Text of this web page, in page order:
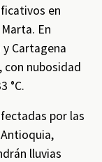
en
En
Cartagena
con nubosidad
°C.
por las
lluvias